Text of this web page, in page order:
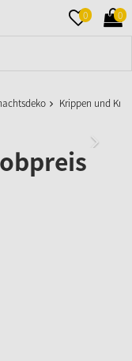
0 0
Krippen und